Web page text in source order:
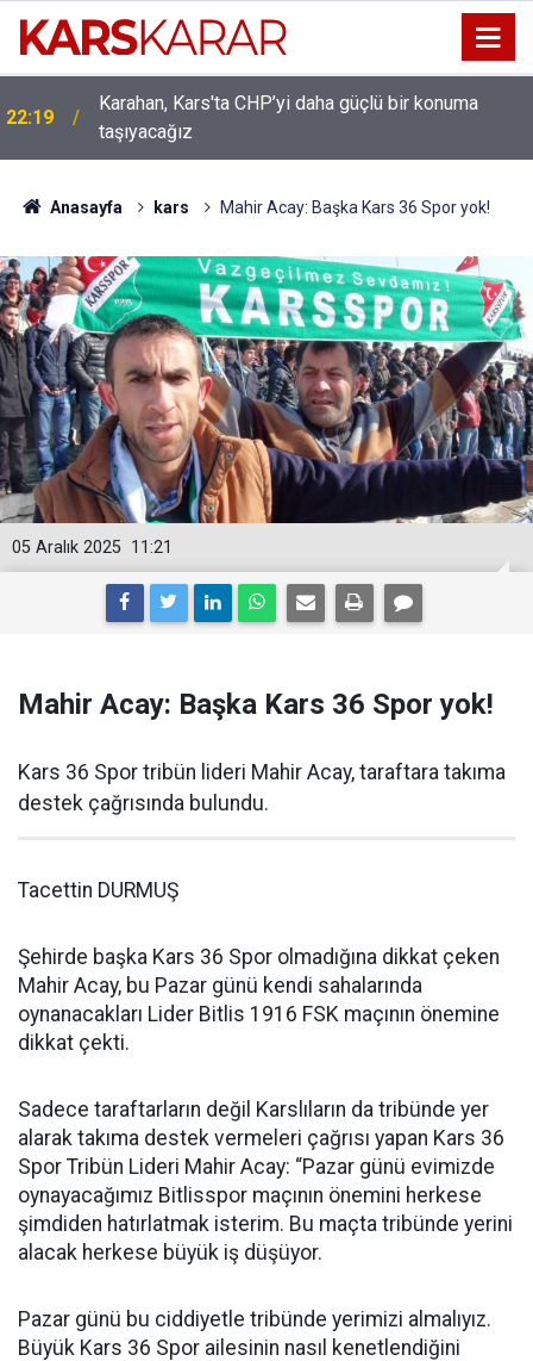
16:15
Uludaşdemir, YENİ Parti’nin kurucu il başkanlığı
görevine getirildi
Anasayfa kars Mahir Acay: Başka Kars 36 Spor yok!
11:21
05 Aralık 2025
Mahir Acay: Başka Kars 36 Spor yok!
Kars 36 Spor tribün lideri Mahir Acay, taraftara takıma
destek çağrısında bulundu.
Tacettin DURMUŞ
Şehirde başka Kars 36 Spor olmadığına dikkat çeken
Mahir Acay, bu Pazar günü kendi sahalarında
oynanacakları Lider Bitlis 1916 FSK maçının önemine
dikkat çekti.
Sadece taraftarların değil Karslıların da tribünde yer
alarak takıma destek vermeleri çağrısı yapan Kars 36
Spor Tribün Lideri Mahir Acay: “Pazar günü evimizde
oynayacağımız Bitlisspor maçının önemini herkese
şimdiden hatırlatmak isterim. Bu maçta tribünde yerini
alacak herkese büyük iş düşüyor.
Pazar günü bu ciddiyetle tribünde yerimizi almalıyız.
Büyük Kars 36 Spor ailesinin nasıl kenetlendiğini